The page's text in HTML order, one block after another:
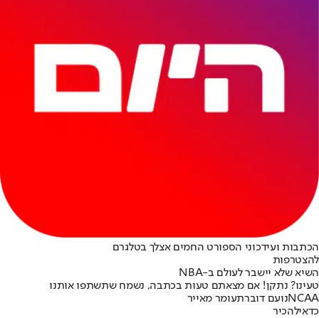
הכתבות ועידכוני הספורט החמים אצלך בטלגרם
להצטרפות
השיא שלא יישבר לעולם ב-NBA
טעינו? נתקן! אם מצאתם טעות בכתבה, נשמח שתשתפו אותנו
NCAAנועם דוברתעומר מאייר
כדאילהכיר